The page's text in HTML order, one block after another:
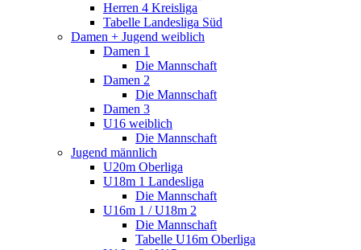
Herren 4 Kreisliga
Tabelle Landesliga Süd
Damen + Jugend weiblich
Damen 1
Die Mannschaft
Damen 2
Die Mannschaft
Damen 3
U16 weiblich
Die Mannschaft
Jugend männlich
U20m Oberliga
U18m 1 Landesliga
Die Mannschaft
U16m 1 / U18m 2
Die Mannschaft
Tabelle U16m Oberliga